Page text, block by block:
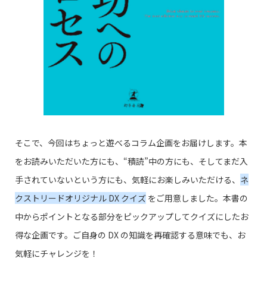
そこで、今回はちょっと遊べるコラム企画をお届けします。本
をお読みいただいた方にも、“積読”中の方にも、そしてまだ入
手されていないという方にも、気軽にお楽しみいただける、 ネ
クストリードオリジナル DX クイズ をご用意しました。本書の
中からポイントとなる部分をピックアップしてクイズにしたお
得な企画です。ご自身の DX の知識を再確認する意味でも、お
気軽にチャレンジを！